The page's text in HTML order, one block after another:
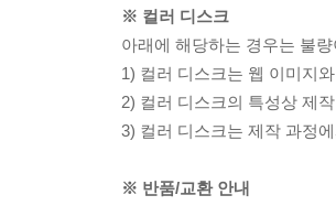
※ 컬러 디스크
아래에 해당하는 경우는 불
1) 컬러 디스크는 웹 이미지
2) 컬러 디스크의 특성상 제
3) 컬러 디스크는 제작 과정
※ 반품/교환 안내